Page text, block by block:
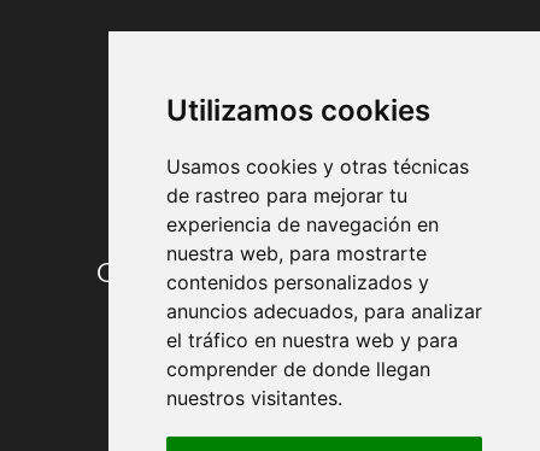
Utilizamos cookies
Usamos cookies y otras técnicas
de rastreo para mejorar tu
experiencia de navegación en
nuestra web, para mostrarte
contenidos personalizados y
anuncios adecuados, para analizar
el tráfico en nuestra web y para
comprender de donde llegan
nuestros visitantes.
Condiciones de contratación
Envío y entrega
Devoluciones